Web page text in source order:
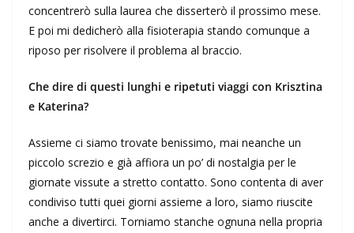
concentrerò sulla laurea che disserterò il prossimo mese.
E poi mi dedicherò alla fisioterapia stando comunque a
riposo per risolvere il problema al braccio.
Che dire di questi lunghi e ripetuti viaggi con Krisztina
e Katerina?
Assieme ci siamo trovate benissimo, mai neanche un
piccolo screzio e già affiora un po’ di nostalgia per le
giornate vissute a stretto contatto. Sono contenta di aver
condiviso tutti quei giorni assieme a loro, siamo riuscite
anche a divertirci. Torniamo stanche ognuna nella propria